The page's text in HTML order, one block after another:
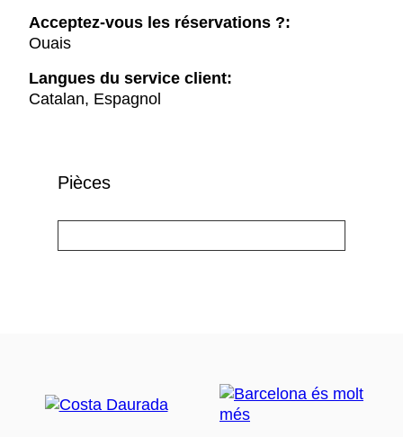
Acceptez-vous les réservations ?:
Ouais
Langues du service client:
Catalan, Espagnol
Pièces